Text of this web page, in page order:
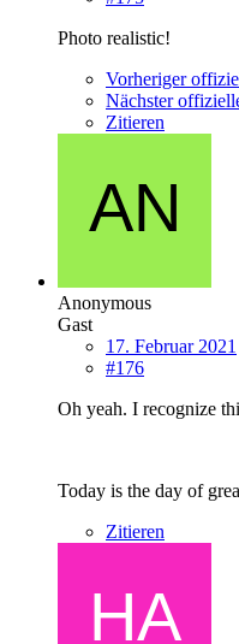
Photo realistic!
Vorheriger
Nächster
Zitieren
Anonymous
Gast
17. Februar 2021
#176
Oh yeah. I recognize
Today is the day of
Zitieren